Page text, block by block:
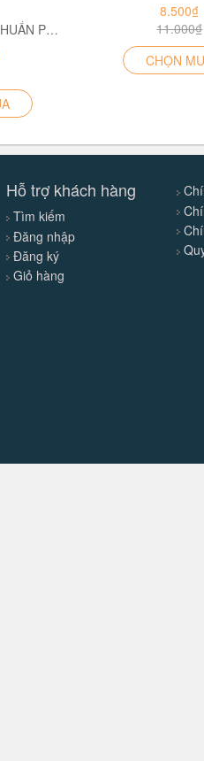
DUNG DỊCH SÁT KHUẨN POVIDINE 10% 90ML (VÀNG)
8.500₫
11.000₫
CHỌN
Hỗ trợ khách hàng
Tìm kiếm
Đăng nhập
Đăng ký
Giỏ hàng